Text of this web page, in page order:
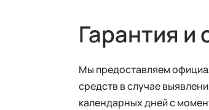
Гарантия и
Мы предоставляем
средств в случае
календарных дней с